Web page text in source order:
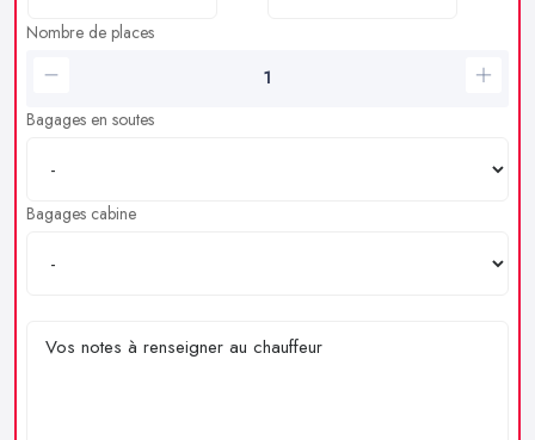
Nombre de places
Bagages en soutes
Bagages cabine